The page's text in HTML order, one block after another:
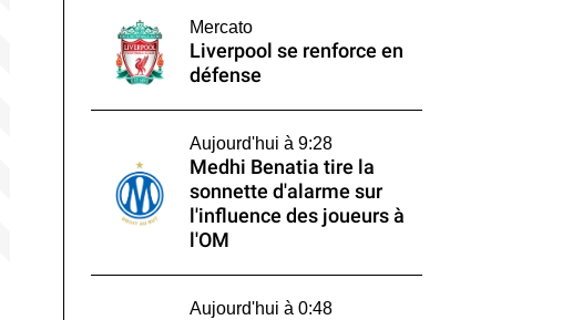
Mercato
Liverpool se renforce en
défense
Aujourd'hui à 9:28
Medhi Benatia tire la
sonnette d'alarme sur
l'influence des joueurs à
l'OM
Aujourd'hui à 0:48